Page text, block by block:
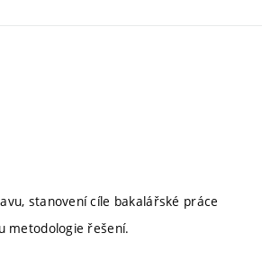
stanovení cíle bakalářské práce
metodologie řešení.